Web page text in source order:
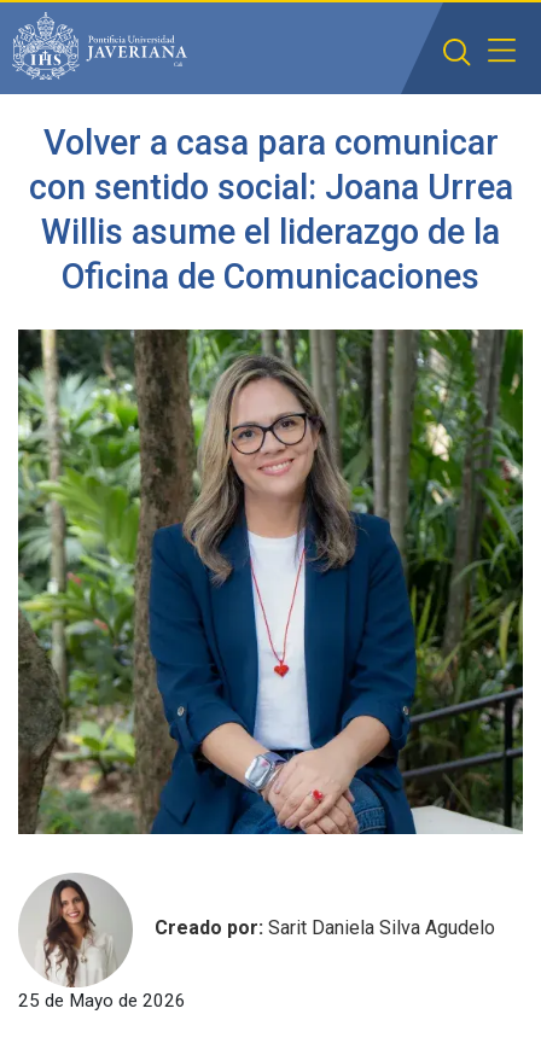
Saltar al contenido principal
Volver a casa para comunicar
con sentido social: Joana Urrea
Willis asume el liderazgo de la
Oficina de Comunicaciones
Creado por: Sarit Daniela Silva Agudelo
25 de Mayo de 2026